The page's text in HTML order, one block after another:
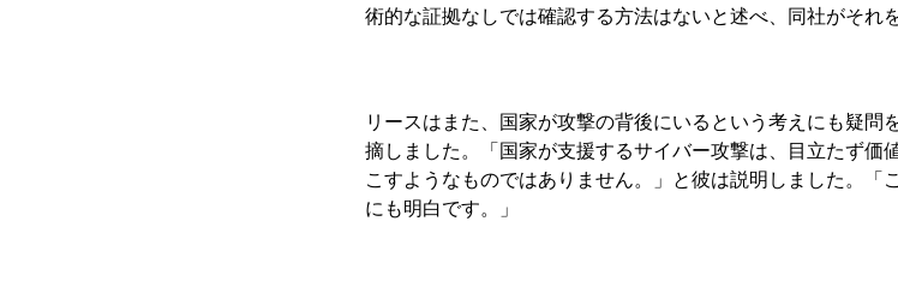
術的な証拠なしでは確認する方法はないと述べ、同社がそれ
リースはまた、国家が攻撃の背後にいるという考えにも疑問
摘しました。「国家が支援するサイバー攻撃は、目立たず価
こすようなものではありません。」と彼は説明しました。「
にも明白です。」